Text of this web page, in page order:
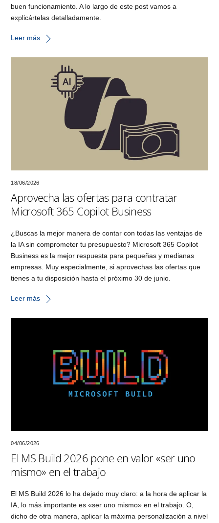
buen funcionamiento. A lo largo de este post vamos a
explicártelas detalladamente.
Leer más
18/06/2026
Aprovecha las ofertas para contratar
Microsoft 365 Copilot Business
¿Buscas la mejor manera de contar con todas las ventajas de
la IA sin comprometer tu presupuesto? Microsoft 365 Copilot
Business es la mejor respuesta para pequeñas y medianas
empresas. Muy especialmente, si aprovechas las ofertas que
tienes a tu disposición hasta el próximo 30 de junio.
Leer más
04/06/2026
El MS Build 2026 pone en valor «ser uno
mismo» en el trabajo
El MS Build 2026 lo ha dejado muy claro: a la hora de aplicar la
IA, lo más importante es «ser uno mismo» en el trabajo. O,
dicho de otra manera, aplicar la máxima personalización a nivel